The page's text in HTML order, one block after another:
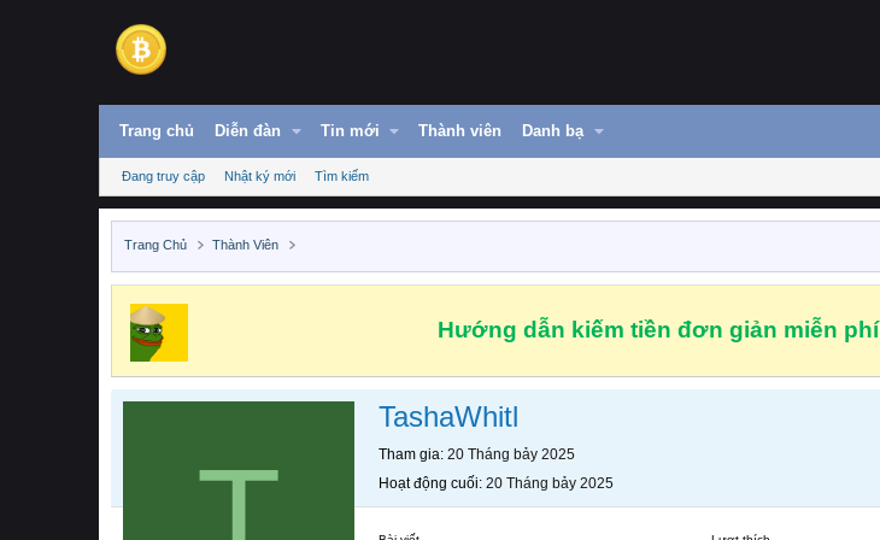
Trang chủ Diễn đàn Tin mới Thành viên Danh bạ
Đang truy cập Nhật ký mới Tìm kiếm
Trang Chủ Thành Viên
Hướng dẫn kiếm tiền đơn giản miễn phí
TashaWhitl
Tham gia 20 Tháng bảy 2025
Hoạt động cuối 20 Tháng bảy 2025